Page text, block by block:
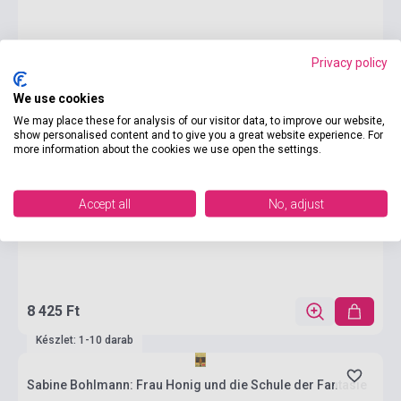
8 425 Ft
Készlet: 1-10 darab
Sabine Bohlmann: Frau Honig und die Schule der Fantasie
Privacy policy
We use cookies
We may place these for analysis of our visitor data, to improve our website,
show personalised content and to give you a great website experience. For
more information about the cookies we use open the settings.
Accept all No, adjust